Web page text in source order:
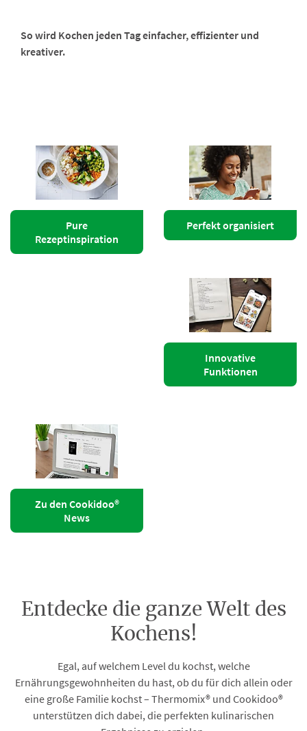
So wird Kochen jeden Tag einfacher, effizienter und
kreativer.
Pure
Rezeptinspiration
Perfekt organisiert
Innovative
Funktionen
Zu den Cookidoo®
News
Entdecke die ganze Welt des
Kochens!
Egal, auf welchem Level du kochst, welche
Ernährungsgewohnheiten du hast, ob du für dich allein oder
eine große Familie kochst – Thermomix® und Cookidoo®
unterstützen dich dabei, die perfekten kulinarischen